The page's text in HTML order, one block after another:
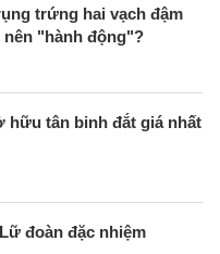
trứng hai vạch đậm
nên "hành động"?
hữu tân binh đắt giá nhất
đoàn đặc nhiệm